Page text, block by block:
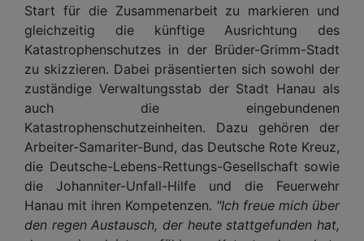
Start für die Zusammenarbeit zu markieren und
gleichzeitig die künftige Ausrichtung des
Katastrophenschutzes in der Brüder-Grimm-Stadt
zu skizzieren. Dabei präsentierten sich sowohl der
zuständige Verwaltungsstab der Stadt Hanau als
auch die eingebundenen
Katastrophenschutzeinheiten. Dazu gehören der
Arbeiter-Samariter-Bund, das Deutsche Rote Kreuz,
die Deutsche-Lebens-Rettungs-Gesellschaft sowie
die Johanniter-Unfall-Hilfe und die Feuerwehr
Hanau mit ihren Kompetenzen. "Ich freue mich über
den regen Austausch, der heute stattgefunden hat,